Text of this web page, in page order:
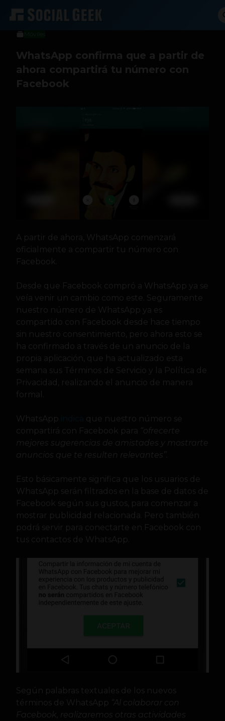
Sergio Ramos
25 de agosto de 2016
WhatsApp confirma que a partir de
ahora compartirá tu número con
Facebook
A partir de ahora, WhatsApp comenzará
oficialmente a compartir tu número con
Facebook.
Desde que Facebook compró a WhatsApp ya se
veía venir un cambio como este. Seguramente
nuestro número de WhatsApp ya es
compartido con Facebook desde hace tiempo
sin nuestro consentimiento, pero ahora esto se
ha confirmado a través de un anuncio de la
propia aplicación, que ha actualizado esta
semana sus Términos de Servicio y la Política de
Privacidad, realizando el anuncio de manera
formal.
WhatsApp
que nuestro número se
compartirá con Facebook para “ofrecerte
mejores sugerencias de amistades y mostrarte
anuncios que te resulten relevantes”.
Esto básicamente significa que los usuarios de
WhatsApp serán filtrados en la base de datos de
Facebook según sus gustos, para comenzar a
mostrar publicidad relacionada. Pero también
podrá servir para conectarte en Facebook con
tus contactos de WhatsApp.
Según palabras textuales de los nuevos
términos de WhatsApp
“Al colaborar con
Facebook, realizaremos otras actividades